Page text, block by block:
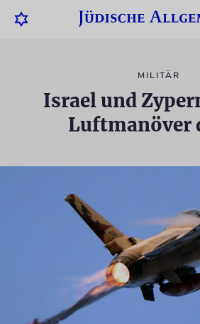
MILITÄR
Israel und
Luftmanöver